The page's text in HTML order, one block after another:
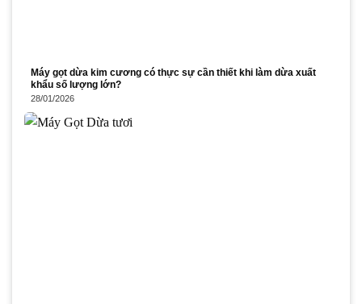
Máy gọt dừa kim cương có thực sự cần thiết khi làm dừa xuất
khẩu số lượng lớn?
28/01/2026